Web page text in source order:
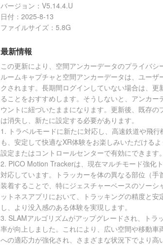
バージョン ： V5.14.4.U
日付 ： 2025-8-13
ファイルサイズ ： 5.8G
最新情報
この更新により、空間アンカーデータのプライバシ
ルームキャプチャと空間アンカーデータは、ユーザ
クされます。長期間ログインしていない場合は、更
ることをおすすめします。そうしないと、アンカー
ウントに紐づいたままになります。更新後、既存の
は消失し、新たに設定する必要があります。
1. トラベルモードに新たに対応し、高速鉄道や飛行
も、安定して快適なXR体験をお楽しみいただけるよ
設定またはコントロールセンターで有効にできます。
2. PICO Motion Trackerは、現在マルチモード強化
対応しています。トラッカーを体の異なる部位（手
装着することで、特にジェスチャーベースのソーシ
ットネスアプリにおいて、トラッキングの精度と安
し、より没入感のある体験を実現します。
3. SLAMアルゴリズムがアップグレードされ、トラ
率が向上しました。これにより、広い空間や移動車
への適応力が強化され、さまざまな状況下でより高